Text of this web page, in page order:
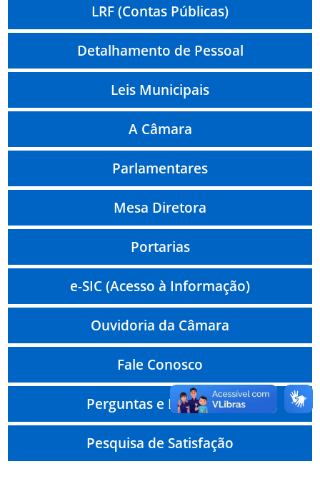
LRF (Contas Públicas)
Detalhamento de Pessoal
Leis Municipais
A Câmara
Parlamentares
Mesa Diretora
Portarias
e-SIC (Acesso à Informação)
Ouvidoria da Câmara
Fale Conosco
Perguntas e Respostas
Pesquisa de Satisfação